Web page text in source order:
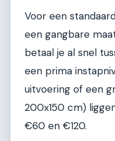
Voor een
een gangbare
betaal je al snel
een prima
uitvoering of een
200x150 cm)
€60 en €120.